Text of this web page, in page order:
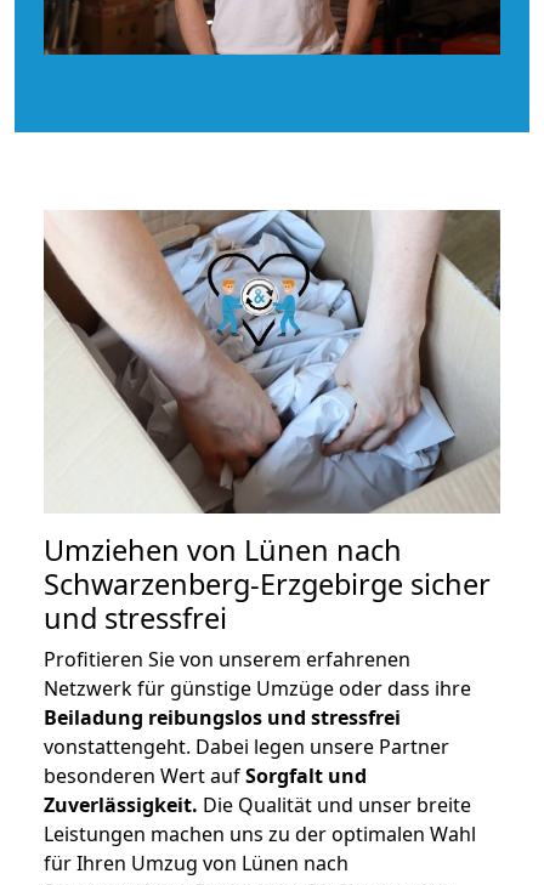
Umziehen von Lünen nach
Schwarzenberg-Erzgebirge sicher
und stressfrei
Profitieren Sie von unserem erfahrenen
Netzwerk für günstige Umzüge oder dass ihre
Beiladung reibungslos und stressfrei
vonstattengeht. Dabei legen unsere Partner
besonderen Wert aufSorgfalt und
Zuverlässigkeit. Die Qualität und unser breite
Leistungen machen uns zu der optimalen Wahl
für Ihren Umzug von Lünen nach